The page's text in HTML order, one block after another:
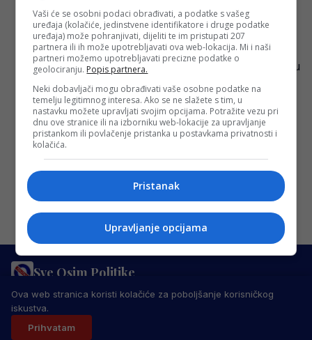
Bayernovo čudovište od 20.000.000 eura!
Nestvarne brojke tinejdžera plaše i Harry
Kanea
Nogometaši Bayerna iz Münchena sinoć su
na svom terenu pobijedili Manchester
United rezultatom 4:3 u prvom kolu Grupe
A Lige…
Redakcija Sop·21/09/2023
Sve Osim Politike
PRAVILA PRIVATNOSTIMARKETING USLOVI KORIŠTENJA
IMPRESSUM
© 2026 Sve Osim Politike. Sva prava zadržana.
Ova web stranica koristi kolačiće za poboljšanje korisničkog
iskustva.
Prihvatam
Vaši će se osobni podaci obrađivati, a podatke s vašeg
uređaja (kolačiće, jedinstvene identifikatore i druge podatke
uređaja) može pohranjivati, dijeliti te im pristupati 207
partnera ili ih može upotrebljavati ova web-lokacija. Mi i naši
partneri možemo upotrebljavati precizne podatke o
geolociranju. Popis partnera.
Neki dobavljači mogu obrađivati vaše osobne podatke na
temelju legitimnog interesa. Ako se ne slažete s tim, u
nastavku možete upravljati svojim opcijama. Potražite vezu pri
dnu ove stranice ili na izborniku web-lokacije za upravljanje
pristankom ili povlačenje pristanka u postavkama privatnosti i
kolačića.
Pristanak
Upravljanje opcijama